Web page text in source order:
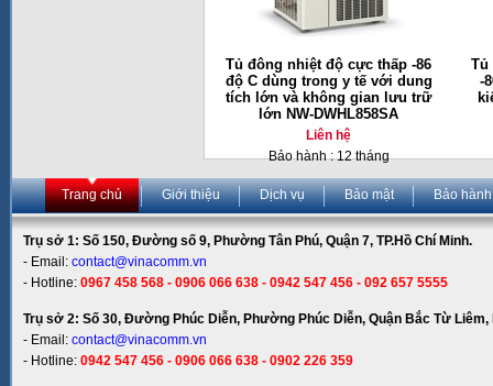
Tủ đông nhiệt độ cực thấp -86
độ C dùng trong y tế với dung
tích lớn và không gian lưu trữ
lớn NW-DWHL858SA
Liên hệ
Bảo hành : 12 tháng
Tủ
-
Trang chủ Giới thiệu Dịch vụ Bảo mật Bảo hành
Trụ sở 1: Số 150, Đường số 9, Phường Tân Phú, Quận 7, TP.Hồ Chí Minh.
- Email: contact@vinacomm.vn
- Hotline: 0967 458 568 - 0906 066 638 - 0942 547 456 - 092 657 5555
Trụ sở 2: Số 30, Đường Phúc Diễn, Phường Phúc Diễn, Quận Bắc Từ Liêm,
- Email: contact@vinacomm.vn
- Hotline: 0942 547 456 - 0906 066 638 - 0902 226 359